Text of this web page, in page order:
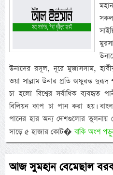
উনাদের রসূল, নূরে মুজাসসাম,
ওয়া সাল্লাম উনার প্রতি অফুরন্ত
চা হলো বিশ্বের সর্বাধিক ব্যবহৃত
বিলিয়ন কাপ চা পান করা হয়।
পানের হার অন্য দেশগুলোর তুলনায়
সাড়ে ৫ হাজার কোট�বাকি অংশ
আজ সুমহান বেমেছাল